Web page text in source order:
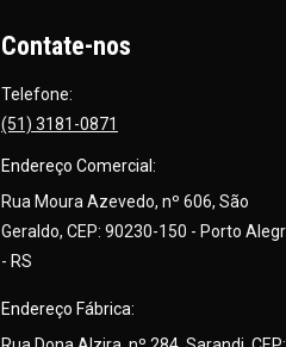
Contate-nos
Telefone:
(51) 3181-0871
Endereço Comercial:
Rua Moura Azevedo, nº 606, São
Geraldo, CEP: 90230-150 - Porto
- RS
Endereço Fábrica: